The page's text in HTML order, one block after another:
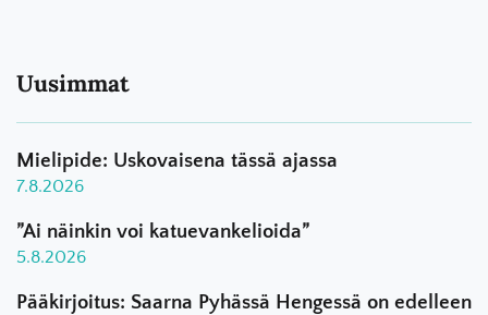
Uusimmat
Mielipide: Uskovaisena tässä ajassa
7.8.2026
”Ai näinkin voi katuevankelioida”
5.8.2026
Pääkirjoitus: Saarna Pyhässä Hengessä on edelleen